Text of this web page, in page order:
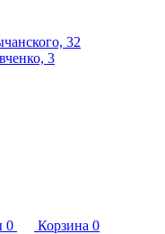
32
3
0 Корзина 0